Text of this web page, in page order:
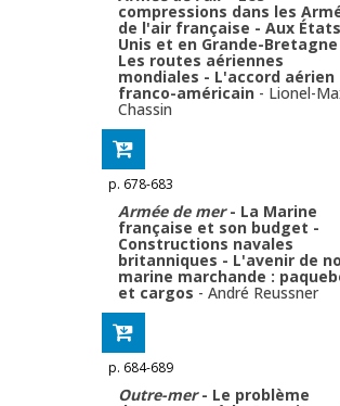
compressions dans les
de l'air française - Aux
Unis et en Grande-
Les routes aériennes
mondiales - L'accord aérien
franco-américain - Lionel-
Chassin
p. 678-683
Armée de mer- La Marine
française et son budget -
Constructions navales
britanniques - L'avenir de
marine marchande :
et cargos - André Reussner
p. 684-689
Outre-mer- Le problème